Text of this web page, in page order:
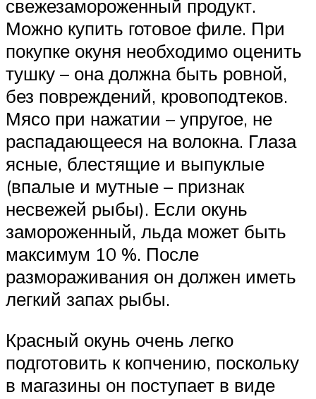
свежезамороженный продукт.
Можно купить готовое филе. При
покупке окуня необходимо оценить
тушку – она должна быть ровной,
без повреждений, кровоподтеков.
Мясо при нажатии – упругое, не
распадающееся на волокна. Глаза
ясные, блестящие и выпуклые
(впалые и мутные – признак
несвежей рыбы). Если окунь
замороженный, льда может быть
максимум 10 %. После
размораживания он должен иметь
легкий запах рыбы.
Красный окунь очень легко
подготовить к копчению, поскольку
в магазины он поступает в виде